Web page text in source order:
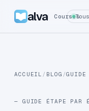
alva Courses
ACCUEIL / BLOG /GUIDE
— GUIDE ÉTAPE PAR